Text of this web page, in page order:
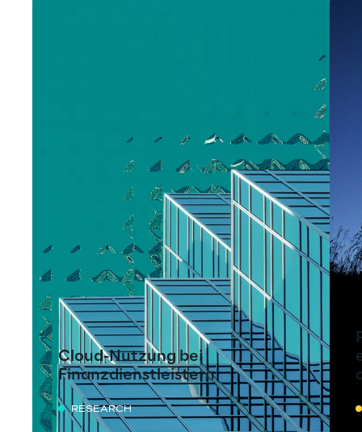
Cloud-Nutzung bei
Finanzdienstleistern
RESEARCH